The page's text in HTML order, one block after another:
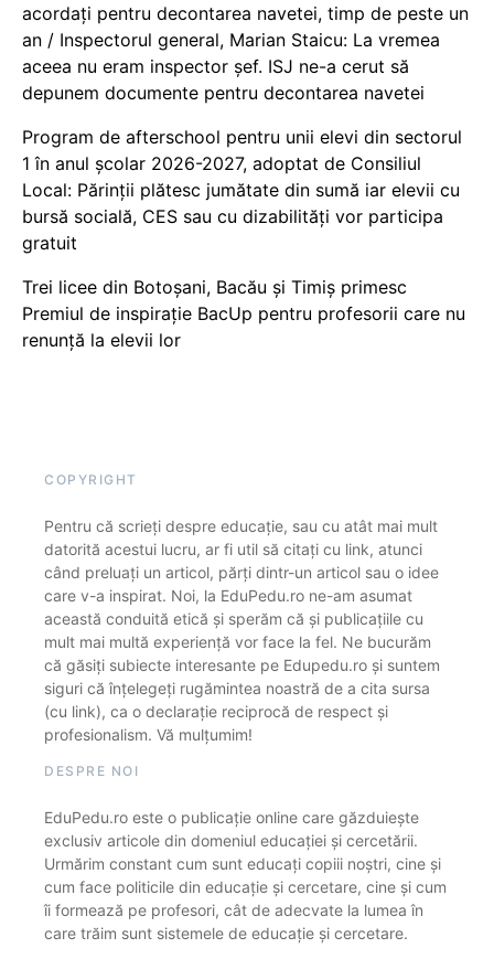
acordați pentru decontarea navetei, timp de peste un
an / Inspectorul general, Marian Staicu: La vremea
aceea nu eram inspector șef. ISJ ne-a cerut să
depunem documente pentru decontarea navetei
Program de afterschool pentru unii elevi din sectorul
1 în anul școlar 2026-2027, adoptat de Consiliul
Local: Părinții plătesc jumătate din sumă iar elevii cu
bursă socială, CES sau cu dizabilităţi vor participa
gratuit
Trei licee din Botoșani, Bacău și Timiș primesc
Premiul de inspirație BacUp pentru profesorii care nu
renunță la elevii lor
COPYRIGHT
Pentru că scrieți despre educație, sau cu atât mai mult
datorită acestui lucru, ar fi util să citați cu link, atunci
când preluați un articol, părți dintr-un articol sau o idee
care v-a inspirat. Noi, la EduPedu.ro ne-am asumat
această conduită etică și sperăm că și publicațiile cu
mult mai multă experiență vor face la fel. Ne bucurăm
că găsiți subiecte interesante pe Edupedu.ro și suntem
siguri că înțelegeți rugămintea noastră de a cita sursa
(cu link), ca o declarație reciprocă de respect și
profesionalism. Vă mulțumim!
DESPRE NOI
EduPedu.ro este o publicație online care găzduiește
exclusiv articole din domeniul educației și cercetării.
Urmărim constant cum sunt educați copiii noștri, cine și
cum face politicile din educație și cercetare, cine și cum
îi formează pe profesori, cât de adecvate la lumea în
care trăim sunt sistemele de educație și cercetare.